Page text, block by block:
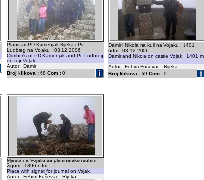
Planinari PD Kamenjak-Rijeka i Pd
Ludbreg na Vojaku . 03.12.2006
Climber's of PD Kamenjak and Pd Ludbreg
on top Vojak .
Autor : Damir
Broj klikova : 68 Com : 0
Damir i Nikola na kuli na Vojaku . 1401
ndm . 03.12.2006
Damir and Nikola on castle Vojak . 1401 m
Autor : Fehim Buševac - Rijeka
Broj klikova : 59 Com : 0
Mjesto na Vojaku sa planinarskim suhim
žigom . 1396 ndm .
Place with signet for journal on Vojak .
Autor : Fehim Buševac - Rijeka